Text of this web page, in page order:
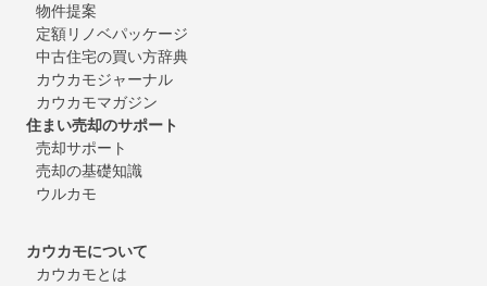
物件提案
定額リノベパッケージ
中古住宅の買い方辞典
カウカモジャーナル
カウカモマガジン
住まい売却のサポート
売却サポート
売却の基礎知識
ウルカモ
カウカモについて
カウカモとは